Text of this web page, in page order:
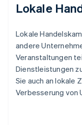
Lokale
Lokale
andere
Veranstaltungen
Dienstleistungen
Sie auch an lokale
Verbesserung von